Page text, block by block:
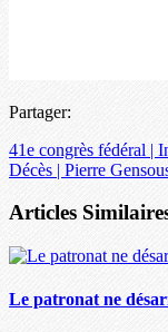
Partager:
41e congrès fédéral |
Décès | Pierre
Articles
Le patronat ne